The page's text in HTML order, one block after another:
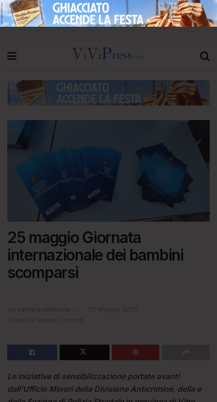
25 maggio Giornata
internazionale dei bambini
scomparsi
Le iniziative di sensibilizzazione portate avanti
dall’Ufficio Minori della Divisione Anticrimine, della e